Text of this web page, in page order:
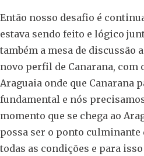
Então nosso desafio é
estava sendo feito e lógico
também a mesa de discussão
novo perfil de Canarana, com
Araguaia onde que Canarana
fundamental e nós
momento que se chega ao
possa ser o ponto culminante
todas as condições e para